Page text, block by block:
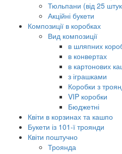
Тюльпани (від 25
Акційні букети
Композиції в коробках
Вид композиції
в шляпних
в конвертах
в картонових
з іграшками
Коробки з
VIP коробки
Бюджетні
Квіти в корзинах та кашпо
Букети із 101-ї троянди
Квіти поштучно
Троянда